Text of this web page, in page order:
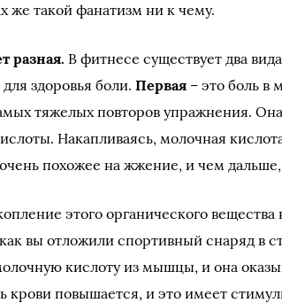
же такой фанатизм ни к чему.
разная. В фитнесе существует два
здоровья боли.Первая – это боль
тяжелых повторов упражнения.
Накапливаясь, молочная
похожее на жжение, и чем
этого органического
вы отложили спортивный снаряд в
кислоту из мышцы, и она
крови повышается, и это имеет